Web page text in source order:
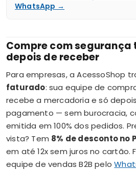
WhatsApp →
Compre com
depois de receber
Para empresas, a AcessoShop
faturado: sua equipe de
recebe a mercadoria e só
pagamento — sem burocracia,
emitida em 100% dos pedidos.
vista? Tem 8% de desconto no
em até 12x sem juros no cartão.
equipe de vendas B2B pelo